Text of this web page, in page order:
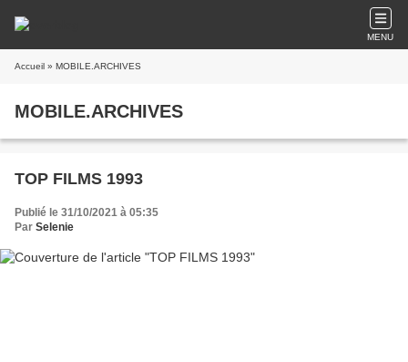
MENU
Accueil » MOBILE.ARCHIVES
MOBILE.ARCHIVES
TOP FILMS 1993
Publié le 31/10/2021 à 05:35
Par Selenie